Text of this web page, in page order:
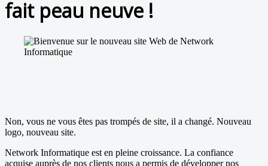
fait peau neuve !
Non, vous ne vous êtes pas trompés de site, il a changé. Nouveau
logo, nouveau site.
Network Informatique est en pleine croissance. La confiance
acquise auprès de nos clients nous a permis de développer nos